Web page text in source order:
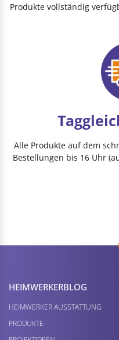
Produkte vollständig
Alle Produkte auf dem
Bestellungen bis 16 Uhr
HEIMWERKER­BLOG
HEIMWERKER AUSSTATTUNG
PRODUKTE